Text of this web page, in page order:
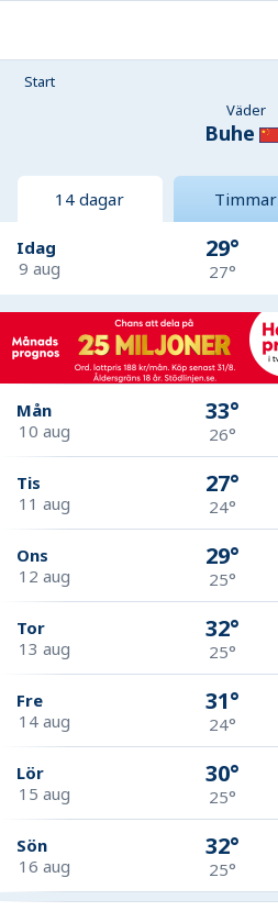
Start
Väder
Buhe
14 dagar Timmar
Idag
9 aug
29°
27°
Mån
10 aug
33°
26°
Tis
11 aug
27°
24°
Ons
12 aug
29°
25°
Tor
13 aug
32°
25°
Fre
14 aug
31°
24°
Lör
15 aug
30°
25°
Sön
16 aug
32°
25°